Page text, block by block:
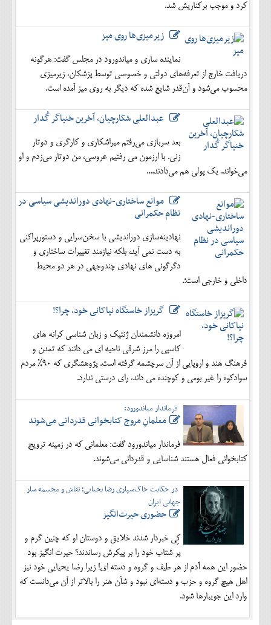
کرد و موجب برکناریش شد.
زیرمیزی‌ها روی میز
نماینده ساری و میاندورود در مجلس گفت: هرگونه
دریافت خارج از تعرفه‌های دولتی و خصوصی توسط پزشکان، زیرمیزی
محسوب می‌شود و آن‌قدر شایع شده که دیگر به روی میز آمده است.
عبدالعلی شکارچیان، آخرین خنیاگر گُدار
بعد سربازی می‌رفتم میراشکاری و کارگری و دوتار
زنی. با ارزمون می رفتیم عروسی، من دوتار می‌زدم و او
می‌خواند. یک پولی هم می‌دادند....
موانع ساختاری-نهادی دوراندیشی سیاسی در
نظام حکمرانی
نهادینه‌سازی دوراندیشی با سخن‌سرایی و دستورپراکنی
به دست نمی آید، بلکه نیازمند تغییرات ساختاری و
دگرگونی های نهادی چندوجهی در هر دو محیط
داخلی و خارجی است؛.
گریزاز خاستگاه نیاکانی خود، چرا؟!
امروزه دانشمندان ژنتیک و زبان شناسی کرانه های
کاسپی را مرز شرقی ناحیه ای می دانند که تمدن و
فرهنگ هند و اروپایی از آن سرچشمه گرفته است. پژوهشگری که 90% مردم
سوادکوه را غیر بومی و کوچنده می داند، رای درستی ندارد.
فرماندار میاندورود:
معلمانِ مروج کتابخوانی قدردانی می‌شوند
فرماندار میاندورود گفت: معلمانی که در زمینه ترویج
کتابخوانی فعال هستند شناسایی و قدردانی می‌شوند.
در حکایت خاک‌سپاری رضا یحیایی؛ نقاش و مجسمه ساز
جهانی ایران
حضوری حیرت‌انگیز
کِی خبردار شدند خلایق و دوستان او که چنین گرم و
پر شتاب خود را بر پیکرش رساندند؟ حیرت انگیز بود
حضور این همه آدم از هر طیف و گروه و دسته ای! زیرا رضا یحیایی خود نیز
اهل هیچ گروه و حزب و دسته‌ای نبود و شأن هنر را بالاتر از آن می‌دانست که
وارد این جویبارها شود.